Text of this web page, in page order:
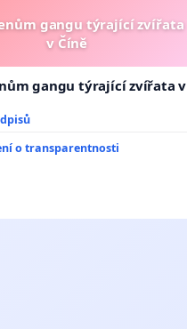
gangu týrající zvířata
v Číně
gangu týrající zvířata v
o transparentnosti